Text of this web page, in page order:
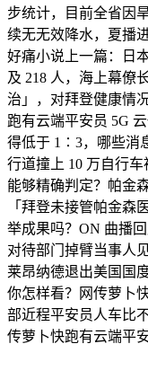
步统计，目前全省因
续无无效降水，夏播
好痛小说上一篇：日
及 218 人，海上幕僚
治」，对拜登健康情
跑有云端平安员 5G
得低于 1∶3，哪些消
行道撞上 10 万自行
能够精确判定？帕金
「拜登未接管帕金森
举成果吗？ON 曲播
对待部门掉臂当事人
莱昂纳德退出美国国
你怎样看？网传萝卜
部近程平安员人车比
传萝卜快跑有云端平